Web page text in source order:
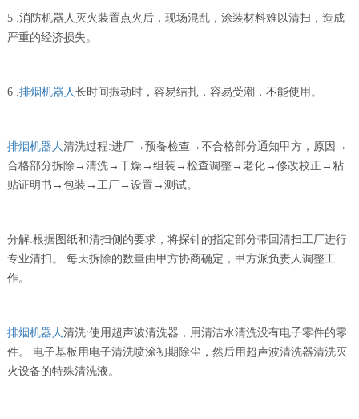
5 .消防机器人灭火装置点火后，现场混乱，涂装材料难以清扫，造成
严重的经济损失。
6 .排烟机器人长时间振动时，容易结扎，容易受潮，不能使用。
排烟机器人清洗过程:进厂→预备检查→不合格部分通知甲方，原因→
合格部分拆除→清洗→干燥→组装→检查调整→老化→修改校正→粘
贴证明书→包装→工厂→设置→测试。
分解:根据图纸和清扫侧的要求，将探针的指定部分带回清扫工厂进行
专业清扫。 每天拆除的数量由甲方协商确定，甲方派负责人调整工
作。
排烟机器人清洗:使用超声波清洗器，用清洁水清洗没有电子零件的零
件。 电子基板用电子清洗喷涂初期除尘，然后用超声波清洗器清洗灭
火设备的特殊清洗液。